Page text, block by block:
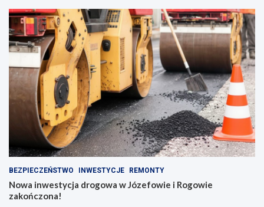
BEZPIECZEŃSTWO INWESTYCJE REMONTY
Nowa inwestycja drogowa w Józefowie i Rogowie
zakończona!